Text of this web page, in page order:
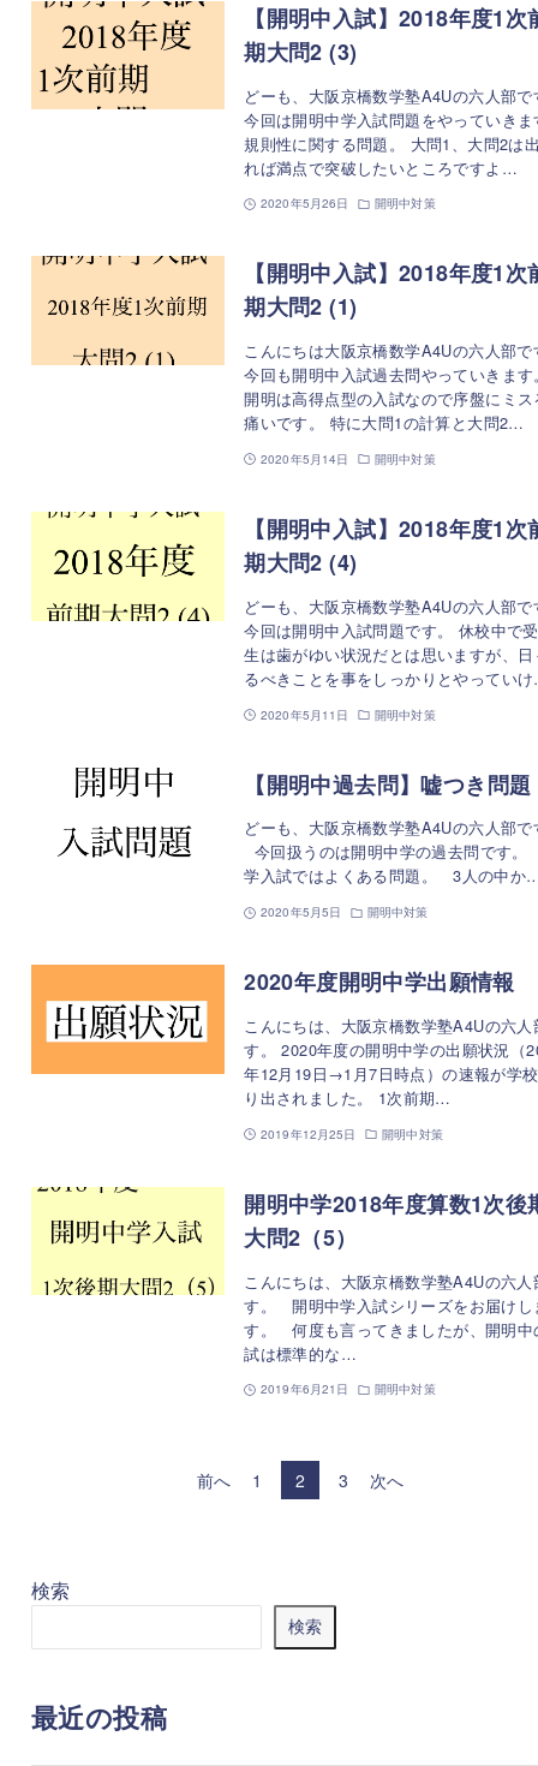
【開明中入試】2018年度1次
期大問2 (3)
どーも、大阪京橋数学塾A4Uの六人部で
今回は開明中学入試問題をやっていきま
規則性に関する問題。 大問1、大問2は
れば満点で突破したいところですよ…
2020年5月26日 開明中対策
【開明中入試】2018年度1次
期大問2 (1)
こんにちは大阪京橋数学A4Uの六人部で
今回も開明中入試過去問やっていきます
開明は高得点型の入試なので序盤にミス
痛いです。 特に大問1の計算と大問2…
2020年5月14日 開明中対策
【開明中入試】2018年度1次
期大問2 (4)
どーも、大阪京橋数学塾A4Uの六人部で
今回は開明中入試問題です。 休校中で
生は歯がゆい状況だとは思いますが、日
るべきことを事をしっかりとやってい
2020年5月11日 開明中対策
【開明中過去問】嘘つき問題
どーも、大阪京橋数学塾A4Uの六人部で
今回扱うのは開明中学の過去問です
学入試ではよくある問題。 3人の中か
2020年5月5日 開明中対策
2020年度開明中学出願情報
こんにちは、大阪京橋数学塾A4Uの六人
す。 2020年度の開明中学の出願状況（
年12月19日→1月7日時点）の速報が学
り出されました。 1次前期…
2019年12月25日 開明中対策
開明中学2018年度算数1次後
大問2（5）
こんにちは、大阪京橋数学塾A4Uの六人
す。 開明中学入試シリーズをお届けし
す。 何度も言ってきましたが、開明中
試は標準的な…
2019年6月21日 開明中対策
前へ 1 2 3 次へ
検索
検索
最近の投稿